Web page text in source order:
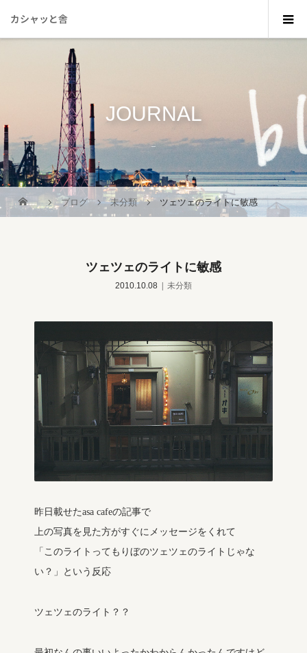
カシャッと舎
JOURNAL
_
ブログ 未分類 ツェツェのライトに敏感
ツェツェのライトに敏感
2010.10.08 未分類
昨日載せたasa cafeの記事で
上の写真を見た方がすぐにメッセージをくれて
「このライトってもりぼのツェツェのライトじゃな
い？」という反応
ツェツェのライト？？